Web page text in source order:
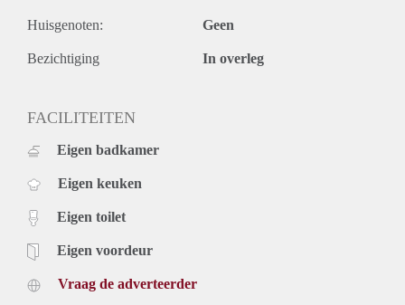
Huisgenoten: Geen
Bezichtiging In overleg
FACILITEITEN
Eigen badkamer
Eigen keuken
Eigen toilet
Eigen voordeur
Vraag de adverteerder